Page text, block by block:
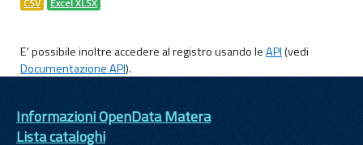
CSV Excel XLSX
E' possibile inoltre accedere al registro usando leAPI(vedi
Documentazione API).
Informazioni OpenData Matera
Lista cataloghi